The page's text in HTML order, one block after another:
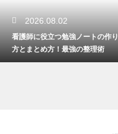
2026.08.02
看護師に役立つ勉強ノートの作り
方とまとめ方！最強の整理術